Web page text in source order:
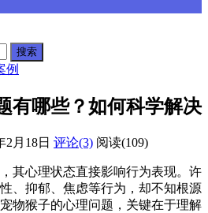
搜索
例
有哪些？如何科学解决
2月18日 评论(3) 阅读(109)
其心理状态直接影响行为表现。许
、抑郁、焦虑等行为，却不知根源
物猴子的心理问题，关键在于理解